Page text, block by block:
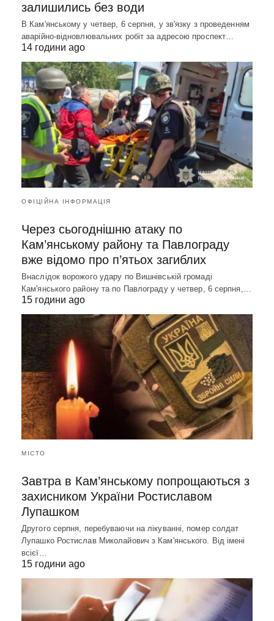
залишились без води
В Кам'янському у четвер, 6 серпня, у зв'язку з проведенням
аварійно-відновлювальних робіт за адресою проспект…
14 години ago
ОФІЦІЙНА ІНФОРМАЦІЯ
Через сьогоднішню атаку по
Кам’янському району та Павлограду
вже відомо про п’ятьох загиблих
Внаслідок ворожого удару по Вишнівській громаді
Кам'янського району та по Павлограду у четвер, 6 серпня,…
15 години ago
МІСТО
Завтра в Кам’янському попрощаються з
захисником України Ростиславом
Лупашком
Другого серпня, перебуваючи на лікуванні, помер солдат
Лупашко Ростислав Миколайович з Кам'янського. Від імені
всієї…
15 години ago